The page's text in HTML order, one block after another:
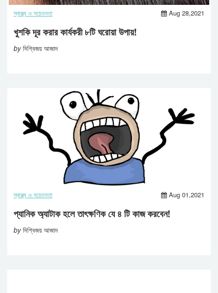
স্বাস্থ্য ও সচেতনতা Aug 28,2021
খুশকি দূর করার কার্যকরী ৮টি ঘরোয়া উপায়!
byদিগ্বিজয় আজাদ
স্বাস্থ্য ও সচেতনতা Aug 01,2021
প্যানিক অ্যাটাক হলে তাৎক্ষণিক যে ৪ টি কাজ করবেন!
byদিগ্বিজয় আজাদ